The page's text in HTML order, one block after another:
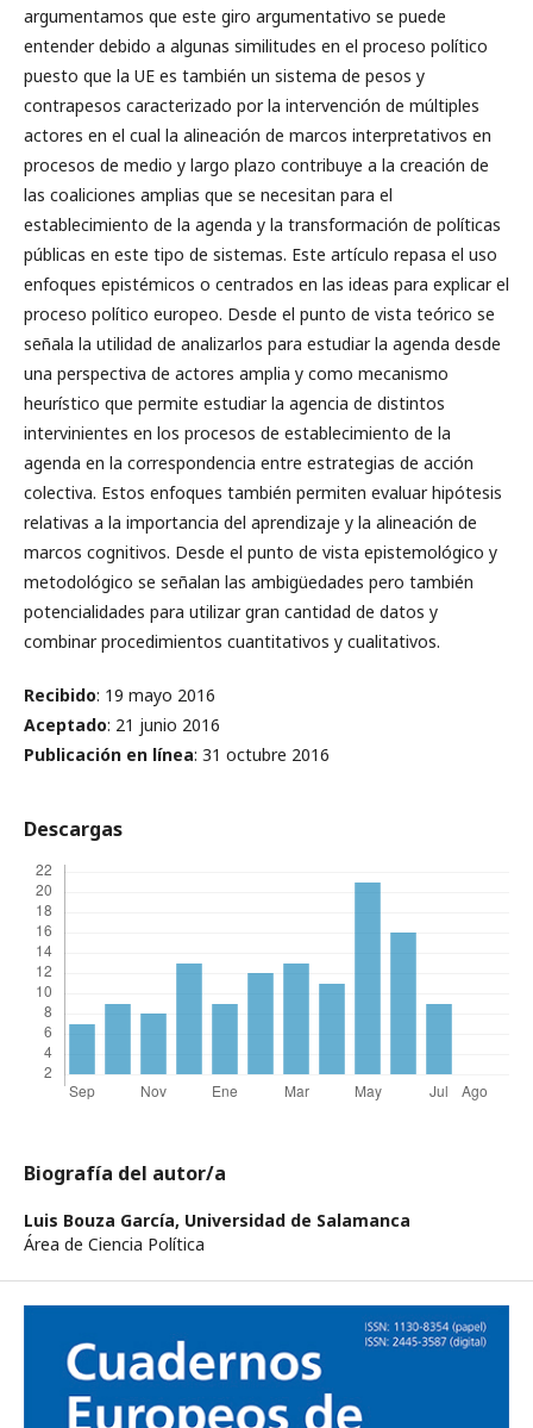
argumentamos que este giro argumentativo se puede
entender debido a algunas similitudes en el proceso político
puesto que la UE es también un sistema de pesos y
contrapesos caracterizado por la intervención de múltiples
actores en el cual la alineación de marcos interpretativos en
procesos de medio y largo plazo contribuye a la creación de
las coaliciones amplias que se necesitan para el
establecimiento de la agenda y la transformación de políticas
públicas en este tipo de sistemas. Este artículo repasa el uso
enfoques epistémicos o centrados en las ideas para explicar el
proceso político europeo. Desde el punto de vista teórico se
señala la utilidad de analizarlos para estudiar la agenda desde
una perspectiva de actores amplia y como mecanismo
heurístico que permite estudiar la agencia de distintos
intervinientes en los procesos de establecimiento de la
agenda en la correspondencia entre estrategias de acción
colectiva. Estos enfoques también permiten evaluar hipótesis
relativas a la importancia del aprendizaje y la alineación de
marcos cognitivos. Desde el punto de vista epistemológico y
metodológico se señalan las ambigüedades pero también
potencialidades para utilizar gran cantidad de datos y
combinar procedimientos cuantitativos y cualitativos.
Recibido: 19 mayo 2016
Aceptado: 21 junio 2016
Publicación en línea: 31 octubre 2016
Descargas
Biografía del autor/a
Luis Bouza García, Universidad de Salamanca
Área de Ciencia Política